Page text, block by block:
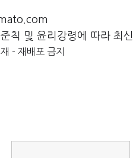
칙 및 윤리강령에 따라 최
- 재배포 금지